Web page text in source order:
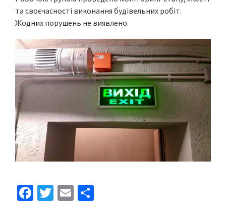
та своєчасності виконання будівельних робіт.
Жодних порушень не виявлено.
Fa T
E